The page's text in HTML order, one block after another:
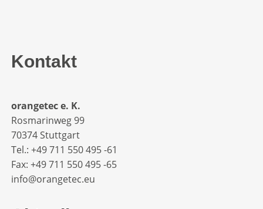
Kontakt
orangetec e. K.
Rosmarinweg 99
70374 Stuttgart
Tel.: +49 711 550 495 -61‬
Fax: +49 711 550 495 -65‬
info@orangetec.eu